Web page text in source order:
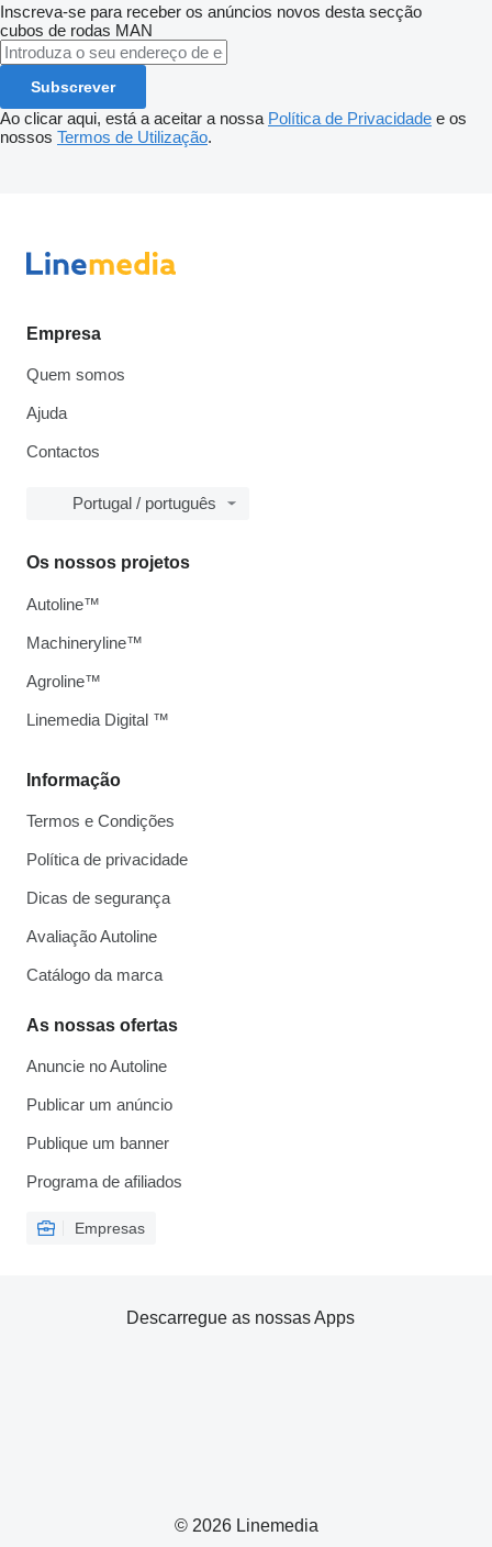
Inscreva-se para receber os anúncios novos desta secção
cubos de rodas MAN
Subscrever
Ao clicar aqui, está a aceitar a nossa Política de Privacidade e os
nossos Termos de Utilização.
Empresa
Quem somos
Ajuda
Contactos
Portugal / português
Informação
Termos e Condições
Política de privacidade
Dicas de segurança
Avaliação Autoline
Catálogo da marca
As nossas ofertas
Anuncie no Autoline
Publicar um anúncio
Publique um banner
Programa de afiliados
Empresas
Os nossos projetos
Autoline™
Machineryline™
Agroline™
Linemedia Digital ™
© 2026 Linemedia
Descarregue as nossas Apps